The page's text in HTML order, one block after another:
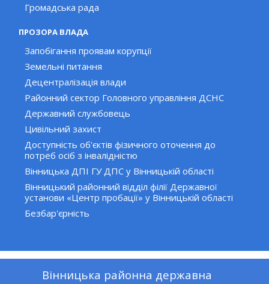
Громадська рада
ПРОЗОРА ВЛАДА
Запобігання проявам корупції
Земельні питання
Децентралізація влади
Районний сектор Головного управління ДСНС
Державний службовець
Цивільний захист
Доступність об'єктів фізичного оточення до
потреб осіб з інвалідністю
Вінницька ДПІ ГУ ДПС у Вінницькій області
Вінницький районний відділ філії Державної
установи «Центр пробації» у Вінницькій області
Безбар'єрність
Вінницька районна державна